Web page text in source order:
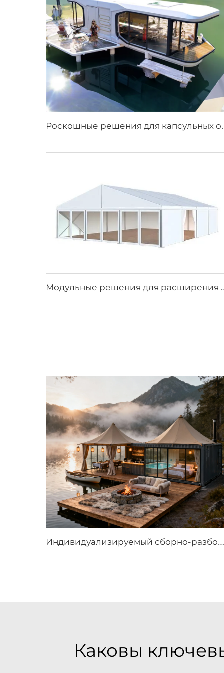
оскошные решения для капсульных
одульные решения для расширения складских
И
ндивидуализируемый сборно-разборный уличный шатёр | Высокопроизводительная водонепроницаемая экологичная конструкция для курортов
Каковы